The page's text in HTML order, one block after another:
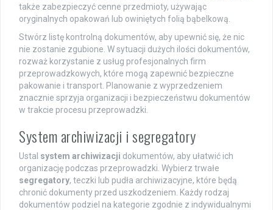
także zabezpieczyć cenne przedmioty, używając
oryginalnych opakowań lub owiniętych folią bąbelkową.
Stwórz listę kontrolną dokumentów, aby upewnić się, że nic
nie zostanie zgubione. W sytuacji dużych ilości dokumentów,
rozważ korzystanie z usług profesjonalnych firm
przeprowadzkowych, które mogą zapewnić bezpieczne
pakowanie i transport. Planowanie z wyprzedzeniem
znacznie sprzyja organizacji i bezpieczeństwu dokumentów
w trakcie procesu przeprowadzki.
System archiwizacji i segregatory
Ustal system archiwizacji dokumentów, aby ułatwić ich
organizację podczas przeprowadzki. Wybierz trwałe
segregatory, teczki lub pudła archiwizacyjne, które będą
chronić dokumenty przed uszkodzeniem. Każdy rodzaj
dokumentów podziel na kategorie zgodnie z indywidualnymi